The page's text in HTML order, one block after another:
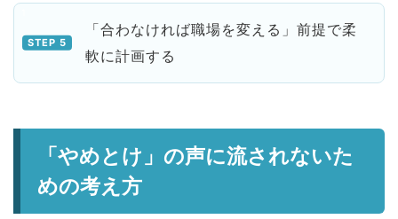
「合わなければ職場を変える」前提で柔
軟に計画する
「やめとけ」の声に流されないた
めの考え方